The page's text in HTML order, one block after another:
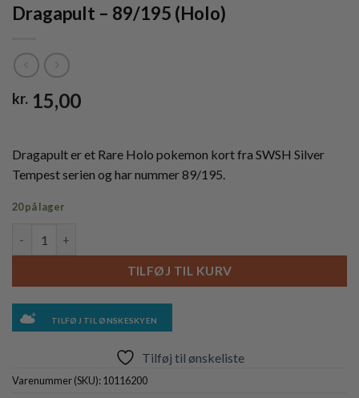
Dragapult – 89/195 (Holo)
kr. 15,00
Dragapult er et Rare Holo pokemon kort fra SWSH Silver
Tempest serien og har nummer 89/195.
20 på lager
TILFØJ TIL KURV
TILFØJ TIL ØNSKESKYEN
Tilføj til ønskeliste
Varenummer (SKU):10116200